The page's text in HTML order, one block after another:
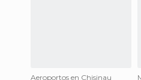
Aeroportos en Chisinau